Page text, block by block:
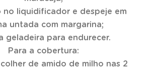
no liquidificador e despeje em
untada com margarina;
geladeira para endurecer.
Para a cobertura:
colher de amido de milho nas 2